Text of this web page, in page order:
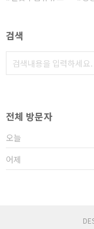
검색
전체 방문자
오늘
어제